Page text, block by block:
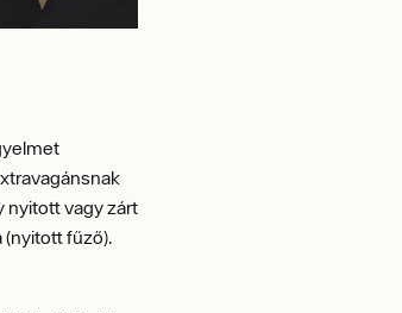
nyitott vagy zárt
(nyitott fűző).